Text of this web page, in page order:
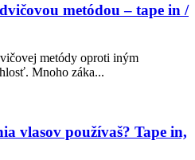
metódou – tape in /
metódy oproti iným
Mnoho záka...
vlasov používaš? Tape in,